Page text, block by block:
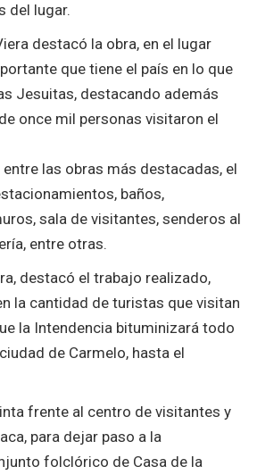
del lugar.
destacó la obra, en el lugar
que tiene el país en lo que
Jesuitas, destacando además
once mil personas visitaron el
las obras más destacadas, el
baños,
sala de visitantes, senderos al
entre otras.
destacó el trabajo realizado,
la cantidad de turistas que visitan
la Intendencia bituminizará todo
de Carmelo, hasta el
frente al centro de visitantes y
para dejar paso a la
folclórico de Casa de la